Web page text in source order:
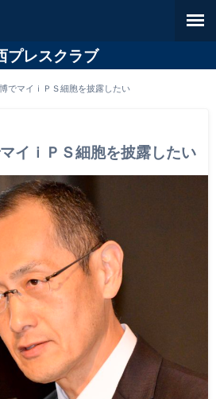
プレスクラブ
でマイｉＰＳ細胞を披露したい
イｉＰＳ細胞を披露したい